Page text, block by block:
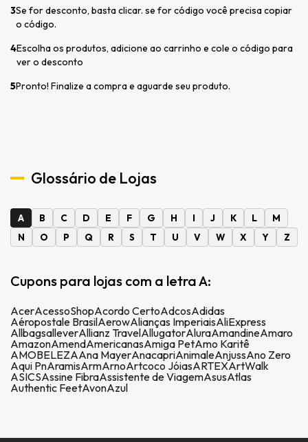
3Se for desconto, basta clicar. se for código você precisa copiar
o código.
4Escolha os produtos, adicione ao carrinho e cole o código para
ver o desconto
5Pronto! Finalize a compra e aguarde seu produto.
Glossário de Lojas
A B C D E F G H I J K L
M
N
O P Q R S T U V W X Y Z
Cupons para lojas com a letra A:
AcerAcessoShopAcordo CertoAdcosAdidas
Aéropostale BrasilAerowAlianças ImperiaisAliExpress
AllbagsalleverAllianz TravelAllugatorAluraAmandineAmaro
AmazonAmendAmericanasAmiga PetAmo Karitê
AMOBELEZAAna MayerAnacapriAnimaleAnjussAno Zero
Aqui PnAramisArmArnoArtcoco JóiasARTEXArtWalk
ASICSAssine FibraAssistente de ViagemAsusAtlas
Authentic FeetAvonAzul